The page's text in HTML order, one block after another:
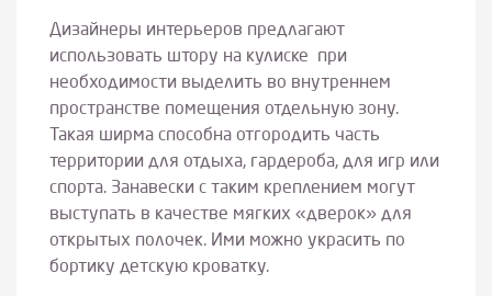
Дизайнеры интерьеров предлагают
использовать штору на кулиске при
необходимости выделить во внутреннем
пространстве помещения отдельную зону.
Такая ширма способна отгородить часть
территории для отдыха, гардероба, для игр или
спорта. Занавески с таким креплением могут
выступать в качестве мягких «дверок» для
открытых полочек. Ими можно украсить по
бортику детскую кроватку.